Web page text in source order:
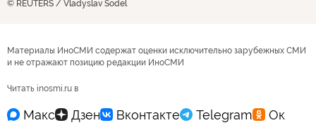
© REUTERS / Vladyslav Sodel
Материалы ИноСМИ содержат оценки исключительно зарубежных СМИ
и не отражают позицию редакции ИноСМИ
Читать inosmi.ru в